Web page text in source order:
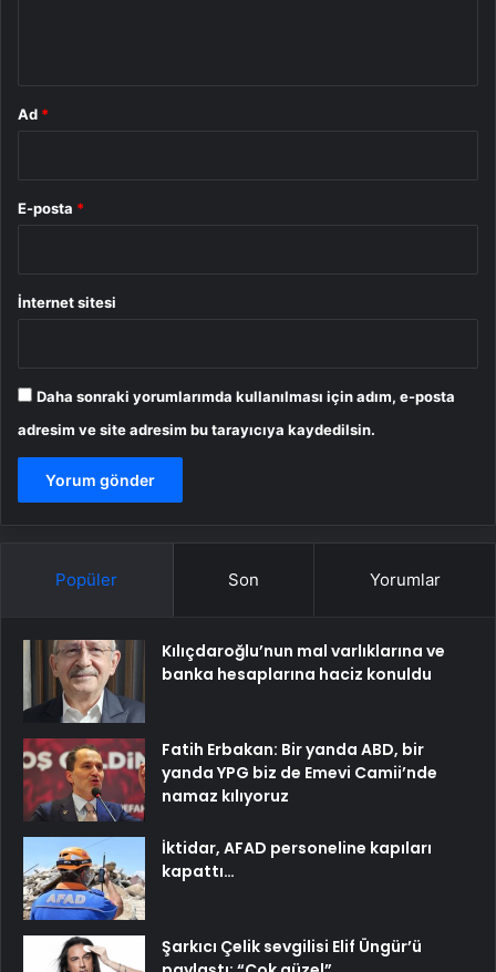
Ad *
E-posta *
İnternet sitesi
Daha sonraki yorumlarımda kullanılması için adım, e-posta
adresim ve site adresim bu tarayıcıya kaydedilsin.
Popüler Son Yorumlar
Kılıçdaroğlu’nun mal varlıklarına ve
banka hesaplarına haciz konuldu
Fatih Erbakan: Bir yanda ABD, bir
yanda YPG biz de Emevi Camii’nde
namaz kılıyoruz
İktidar, AFAD personeline kapıları
kapattı…
Şarkıcı Çelik sevgilisi Elif Üngür’ü